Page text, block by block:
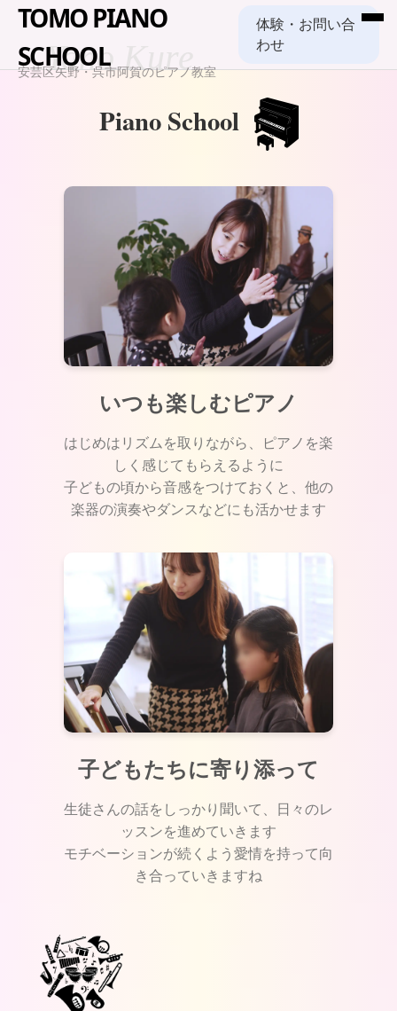
TOMO PIANO
SCHOOL
安芸区矢野・呉市阿賀のピアノ教室
Yano Kure
体験・お問い合
わせ
Piano School
いつも楽しむピアノ
はじめはリズムを取りながら、ピアノを楽
しく感じてもらえるように
子どもの頃から音感をつけておくと、他の
楽器の演奏やダンスなどにも活かせます
子どもたちに寄り添って
生徒さんの話をしっかり聞いて、日々のレ
ッスンを進めていきます
モチベーションが続くよう愛情を持って向
き合っていきますね